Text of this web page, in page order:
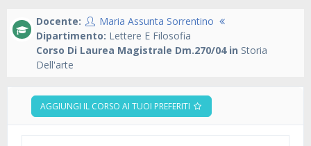
Docente:
Maria Assunta Sorrentino
Dipartimento: Lettere E Filosofia
Corso Di Laurea Magistrale Dm.270/04 in Storia
Dell'arte
AGGIUNGI IL CORSO AI TUOI PREFERITI